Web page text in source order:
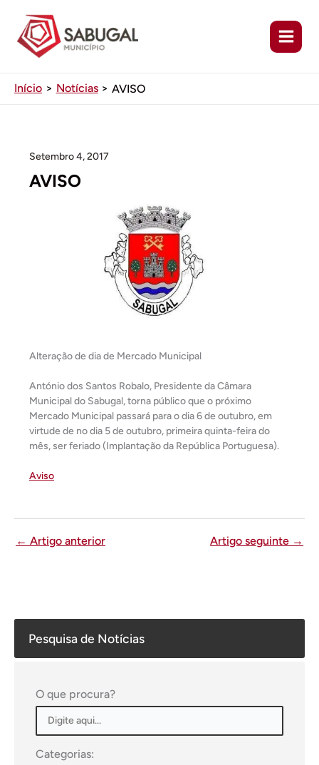
conteúdo
Início Notícias AVISO
Pesquisa de Notícias
O que procura?
Categorias:
Setembro 4, 2017
AVISO
Alteração de dia de Mercado Municipal
António dos Santos Robalo, Presidente da Câmara
Municipal do Sabugal, torna público que o próximo
Mercado Municipal passará para o dia 6 de outubro, em
virtude de no dia 5 de outubro, primeira quinta-feira do
mês, ser feriado (Implantação da República Portuguesa).
Aviso
← Artigo anterior Artigo seguinte →